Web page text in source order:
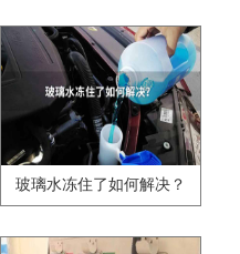
玻璃水冻住了如何解决？